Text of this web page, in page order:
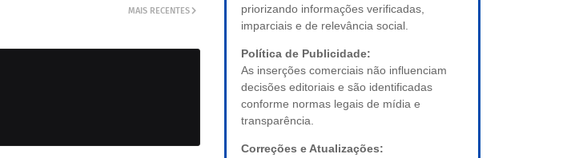
MAIS RECENTES
priorizando informações verificadas,
imparciais e de relevância social.
Política de Publicidade:
As inserções comerciais não influenciam
decisões editoriais e são identificadas
conforme normas legais de mídia e
transparência.
Correções e Atualizações: